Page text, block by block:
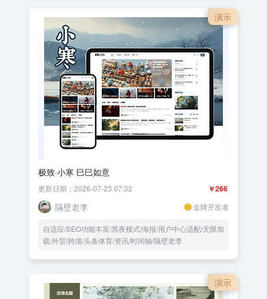
演示
极致·小寒 巳巳如意
￥266
更新日期：2026-07-23 07:32
隔壁老李 金牌开发者
自适应/SEO功能丰富/黑夜模式/海报/用户中心适配/无限加
载/外贸/跨境/头条体育/资讯/时间轴/隔壁老李
演示